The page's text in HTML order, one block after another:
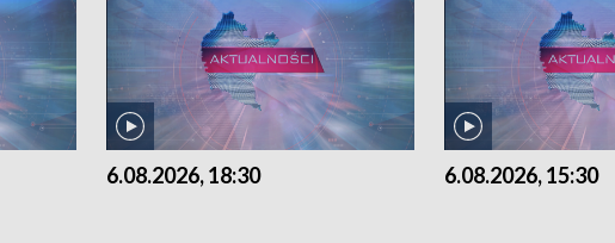
6.08.2026, 18:30 6.08.2026, 15:30